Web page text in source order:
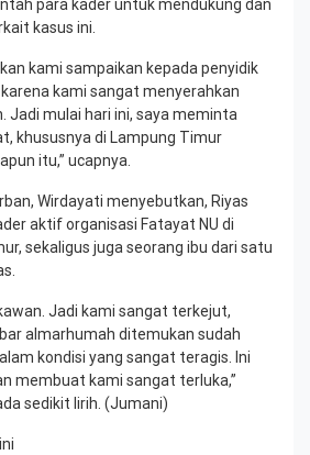
para kader untuk mendukung dan
kasus ini.
kami sampaikan kepada penyidik
kami sangat menyerahkan
Jadi mulai hari ini, saya meminta
khususnya di Lampung Timur
itu,” ucapnya.
Wirdayati menyebutkan, Riyas
aktif organisasi Fatayat NU di
sekaligus juga seorang ibu dari satu
Jadi kami sangat terkejut,
almarhumah ditemukan sudah
kondisi yang sangat teragis. Ini
membuat kami sangat terluka,”
sedikit lirih. (Jumani)